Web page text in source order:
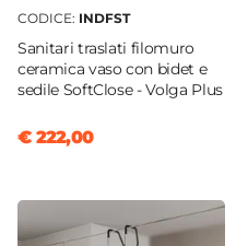
CODICE: INDFST
Sanitari traslati filomuro
ceramica vaso con bidet e
sedile SoftClose - Volga Plus
€ 222,00